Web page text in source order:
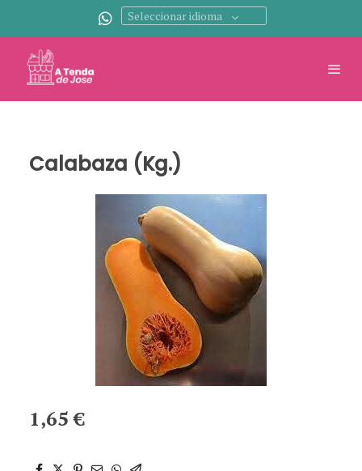
Seleccionar idioma
Calabaza (Kg.)
1,65 €